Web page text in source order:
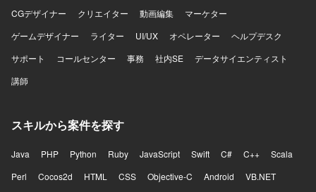
す。非機能要件定義から設計、IaC実装、運用設計まで幅広
い工程に関与できるため、クラウドアーキテクトとしての
スキルを総合的に高めていただけます。また、セキュリテ
ープライズ向けの先進的なクラウドアーキテクチャに携わ
ることができます。 【開発環境】 AWS（VPC、Subnet、
ElastiCache、S3、EFS、CloudFront、ACM、AWS WAF
v2、IAM、KMS、Secrets Manager、GuardDuty、Security
Hub、AWS Config、CloudTrail、AWS Shield、
CloudWatch、SNS、SQS、SES、EventBridge）、
Terraform、AWS CDK、GitHub Actions、CodePipeline、
CGデザイナー
クリエイター 動画編集
マーケター
ゲームデザイナー
ライター UI/UX オペレーター
ヘルプデスク
サポート
コールセンター 事務 社内SE
データサイエンティスト
講師
スキルから案件を探す
Java PHP Python Ruby JavaScript Swift C# C++
Scala
Perl
Cocos2d HTML CSS Objective-C Android
VB.NET